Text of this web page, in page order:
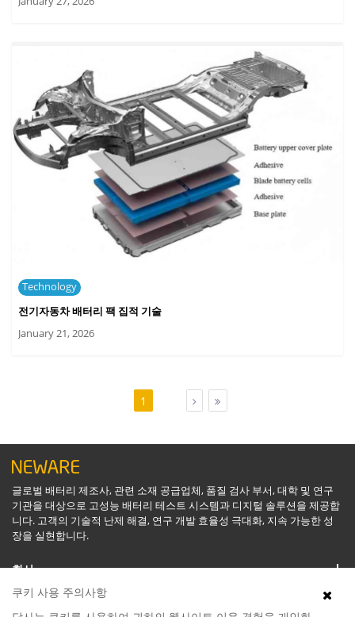
Technology
전기자동차 배터리 팩 집적 기술
January 21, 2026
1
글로벌 배터리 제조사, 관련 소재 공급업체, 품질 검사 부서, 대학 및 연구
기관을 대상으로 고성능 배터리 테스트 시스템과 디지털 솔루션을 제공합
니다. 고객의 기술적 난제 해결, 연구 개발 효율성 극대화, 지속 가능한 성
장을 실현합니다.
회사
쿠키 사용 주의사항